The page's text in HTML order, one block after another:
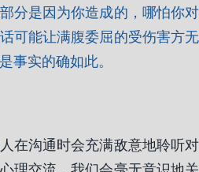
分是因为你造成的，哪怕你对
可能让满腹委屈的受伤害方无
事实的确如此。
在沟通时会充满敌意地聆听对